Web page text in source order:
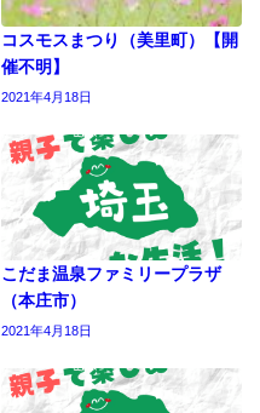
コスモスまつり（美里町）【開
催不明】
2021年4月18日
こだま温泉ファミリープラザ
（本庄市）
2021年4月18日